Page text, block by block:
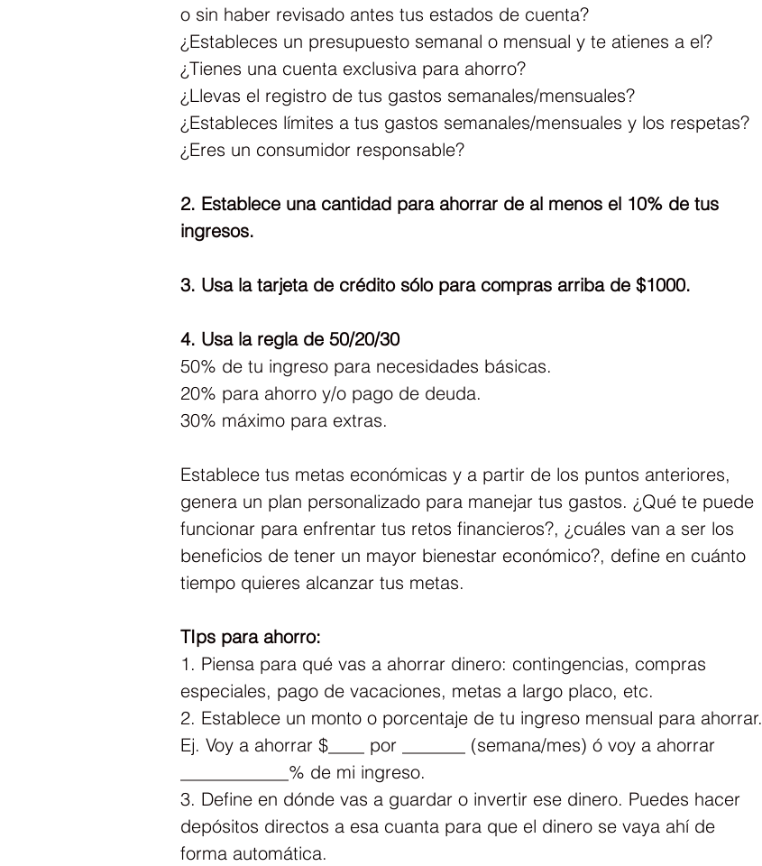
o sin haber revisado antes tus estados de cuenta?
¿Estableces un presupuesto semanal o mensual y te atienes a el?
¿Tienes una cuenta exclusiva para ahorro?
¿Llevas el registro de tus gastos semanales/mensuales?
¿Estableces límites a tus gastos semanales/mensuales y los respetas?
¿Eres un consumidor responsable?
2. Establece una cantidad para ahorrar de al menos el 10% de tus
ingresos.
3. Usa la tarjeta de crédito sólo para compras arriba de $1000.
4. Usa la regla de 50/20/30
50% de tu ingreso para necesidades básicas.
20% para ahorro y/o pago de deuda.
30% máximo para extras.
Establece tus metas económicas y a partir de los puntos anteriores,
genera un plan personalizado para manejar tus gastos. ¿Qué te puede
funcionar para enfrentar tus retos financieros?, ¿cuáles van a ser los
beneficios de tener un mayor bienestar económico?, define en cuánto
tiempo quieres alcanzar tus metas.
TIps para ahorro:
1. Piensa para qué vas a ahorrar dinero: contingencias, compras
especiales, pago de vacaciones, metas a largo placo, etc.
2. Establece un monto o porcentaje de tu ingreso mensual para ahorrar.
Ej. Voy a ahorrar $____ por _______ (semana/mes) ó voy a ahorrar
____________% de mi ingreso.
3. Define en dónde vas a guardar o invertir ese dinero. Puedes hacer
depósitos directos a esa cuanta para que el dinero se vaya ahí de
forma automática.